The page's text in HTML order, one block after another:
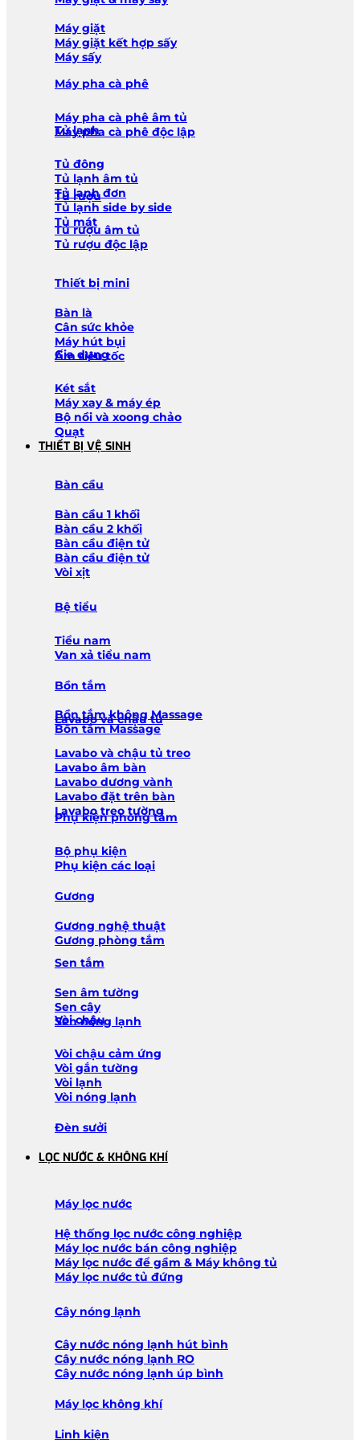
Máy giặt
Máy giặt kết hợp sấy
Máy sấy
Máy pha cà phê
Máy pha cà phê âm tủ
Máy pha cà phê độc lập
Tủ lạnh
Tủ đông
Tủ lạnh âm tủ
Tủ lạnh đơn
Tủ lạnh side by side
Tủ mát
Tủ rượu
Tủ rượu âm tủ
Tủ rượu độc lập
Thiết bị mini
Bàn là
Cân sức khỏe
Máy hút bụi
Ấm siêu tốc
Gia dụng
Két sắt
Máy xay & máy ép
Bộ nồi và xoong chảo
Quạt
THIẾT BỊ VỆ SINH
Bàn cầu
Bàn cầu 1 khối
Bàn cầu 2 khối
Bàn cầu điện tử
Bàn cầu điện tử
Vòi xịt
Bệ tiểu
Tiểu nam
Van xả tiểu nam
Bồn tắm
Bồn tắm không Massage
Bồn tắm Massage
Lavabo và chậu tủ
Lavabo và chậu tủ treo
Lavabo âm bàn
Lavabo dương vành
Lavabo đặt trên bàn
Lavabo treo tường
Phụ kiện phòng tắm
Bộ phụ kiện
Phụ kiện các loại
Gương
Gương nghệ thuật
Gương phòng tắm
Sen tắm
Sen âm tường
Sen cây
Sen nóng lạnh
Vòi chậu
Vòi chậu cảm ứng
Vòi gắn tường
Vòi lạnh
Vòi nóng lạnh
Đèn sưởi
LỌC NƯỚC & KHÔNG KHÍ
Máy lọc nước
Hệ thống lọc nước công nghiệp
Máy lọc nước bán công nghiệp
Máy lọc nước để gầm & Máy không tủ
Máy lọc nước tủ đứng
Cây nóng lạnh
Cây nước nóng lạnh hút bình
Cây nước nóng lạnh RO
Cây nước nóng lạnh úp bình
Máy lọc không khí
Linh kiện